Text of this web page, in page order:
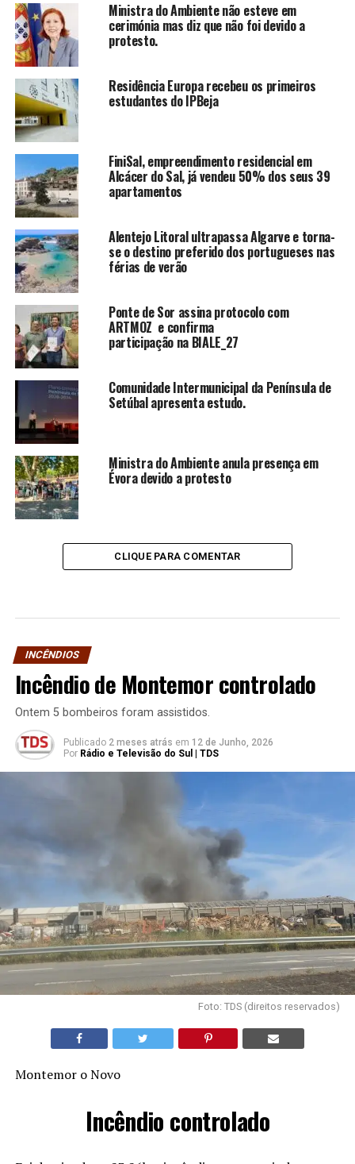
Ministra do Ambiente não esteve em
cerimónia mas diz que não foi devido a
protesto.
Residência Europa recebeu os primeiros
estudantes do IPBeja
FiniSal, empreendimento residencial em
Alcácer do Sal, já vendeu 50% dos seus 39
apartamentos
Alentejo Litoral ultrapassa Algarve e torna-
se o destino preferido dos portugueses nas
férias de verão
Ponte de Sor assina protocolo com
ARTMOZ e confirma
participação na BIALE_27
Comunidade Intermunicipal da Península de
Setúbal apresenta estudo.
Ministra do Ambiente anula presença em
Évora devido a protesto
CLIQUE PARA COMENTAR
INCÊNDIOS
Incêndio de Montemor controlado
Ontem 5 bombeiros foram assistidos.
Publicado 2 meses atrás em 12 de Junho, 2026
Por Rádio e Televisão do Sul | TDS
Foto: TDS (direitos reservados)
Montemor o Novo
Incêndio controlado